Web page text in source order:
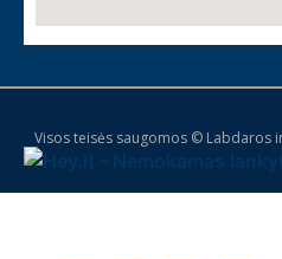
Visos teisės saugomos © Labdaros